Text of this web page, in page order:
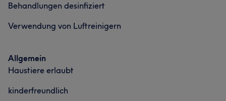
Behandlungen desinfiziert
Verwendung von Luftreinigern
Allgemein
Haustiere erlaubt
kinderfreundlich